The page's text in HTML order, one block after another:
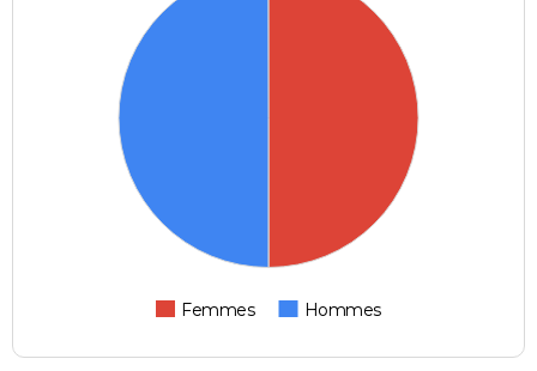
Femmes Hommes